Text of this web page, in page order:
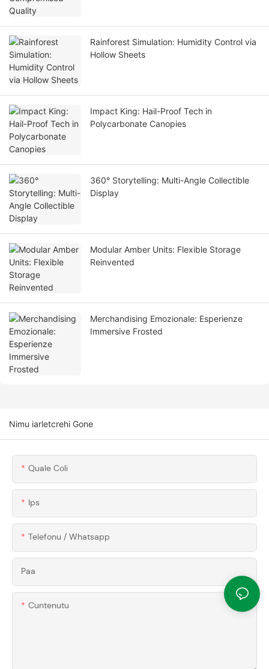
Rainforest Simulation: Humidity Control via
Hollow Sheets
Impact King: Hail-Proof Tech in
Polycarbonate Canopies
360° Storytelling: Multi-Angle Collectible
Display
Modular Amber Units: Flexible Storage
Reinvented
Merchandising Emozionale: Esperienze
Immersive Frosted
Nimu iarletcrehi Gone
Quale Coli
Ips
Telefonu / Whatsapp
Paa
Cuntenutu